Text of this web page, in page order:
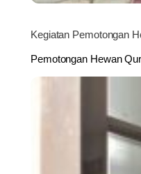
Kegiatan Pemotongan
Pemotongan Hewan